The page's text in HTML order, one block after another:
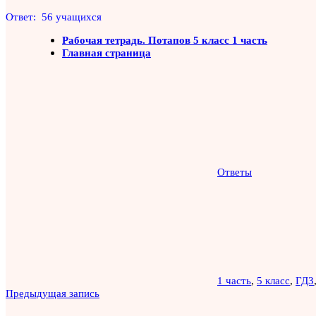
Ответ: 56 учащихся
Рабочая тетрадь. Потапов 5 класс 1 часть
Главная страница
Ответы
1 часть, 5 класс, ГДЗ,
Навигация
Предыдущая запись